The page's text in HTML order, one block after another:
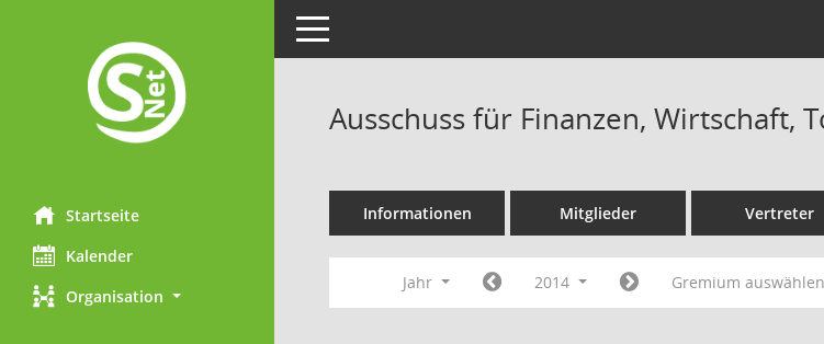
Startseite
Kalender
Organisation
Toggle navigation
Ausschuss für Finanzen, Wirtschaft,
Informationen Mitglieder Vertreter
Jahr 2014 Gremium auswählen